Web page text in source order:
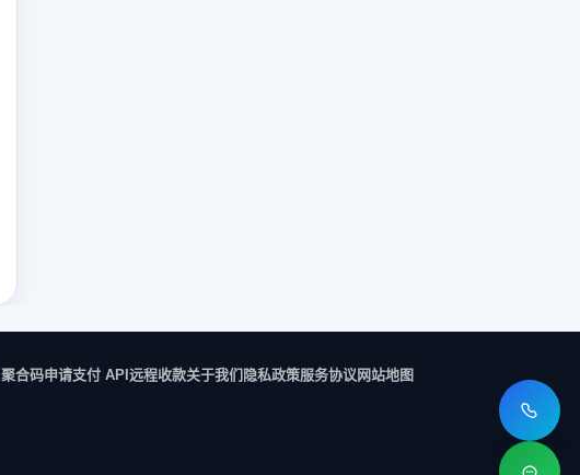
聚合码申请支付 API远程收款关于我们隐私政策服务协议网站地图